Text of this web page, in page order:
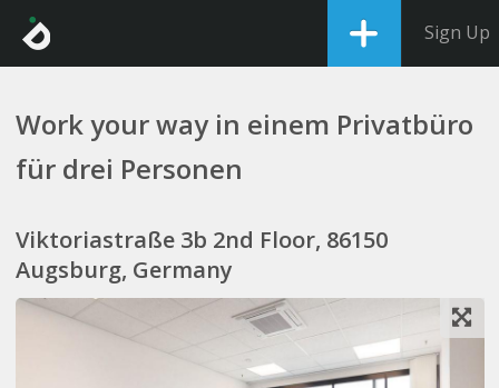
Sign Up
Work your way in einem Privatbüro
für drei Personen
Viktoriastraße 3b 2nd Floor, 86150
Augsburg, Germany